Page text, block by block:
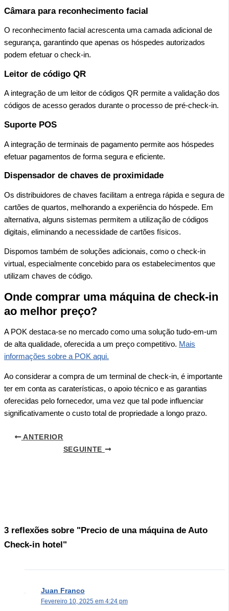
Câmara para reconhecimento facial
O reconhecimento facial acrescenta uma camada adicional de
segurança, garantindo que apenas os hóspedes autorizados
podem efetuar o check-in.
Leitor de código QR
A integração de um leitor de códigos QR permite a validação dos
códigos de acesso gerados durante o processo de pré-check-in.
Suporte POS
A integração de terminais de pagamento permite aos hóspedes
efetuar pagamentos de forma segura e eficiente.
Dispensador de chaves de proximidade
Os distribuidores de chaves facilitam a entrega rápida e segura de
cartões de quartos, melhorando a experiência do hóspede. Em
alternativa, alguns sistemas permitem a utilização de códigos
digitais, eliminando a necessidade de cartões físicos.
Dispomos também de soluções adicionais, como o check-in
virtual, especialmente concebido para os estabelecimentos que
utilizam chaves de código.
Onde comprar uma máquina de check-in
ao melhor preço?
A POK destaca-se no mercado como uma solução tudo-em-um
de alta qualidade, oferecida a um preço competitivo. Mais
informações sobre a POK aqui.
Ao considerar a compra de um terminal de check-in, é importante
ter em conta as caraterísticas, o apoio técnico e as garantias
oferecidas pelo fornecedor, uma vez que tal pode influenciar
significativamente o custo total de propriedade a longo prazo.
ANTERIOR
SEGUINTE
3 reflexões sobre "Precio de una máquina de Auto
Check-in hotel"
Juan Franco
Fevereiro 10, 2025 em 4:24 pm